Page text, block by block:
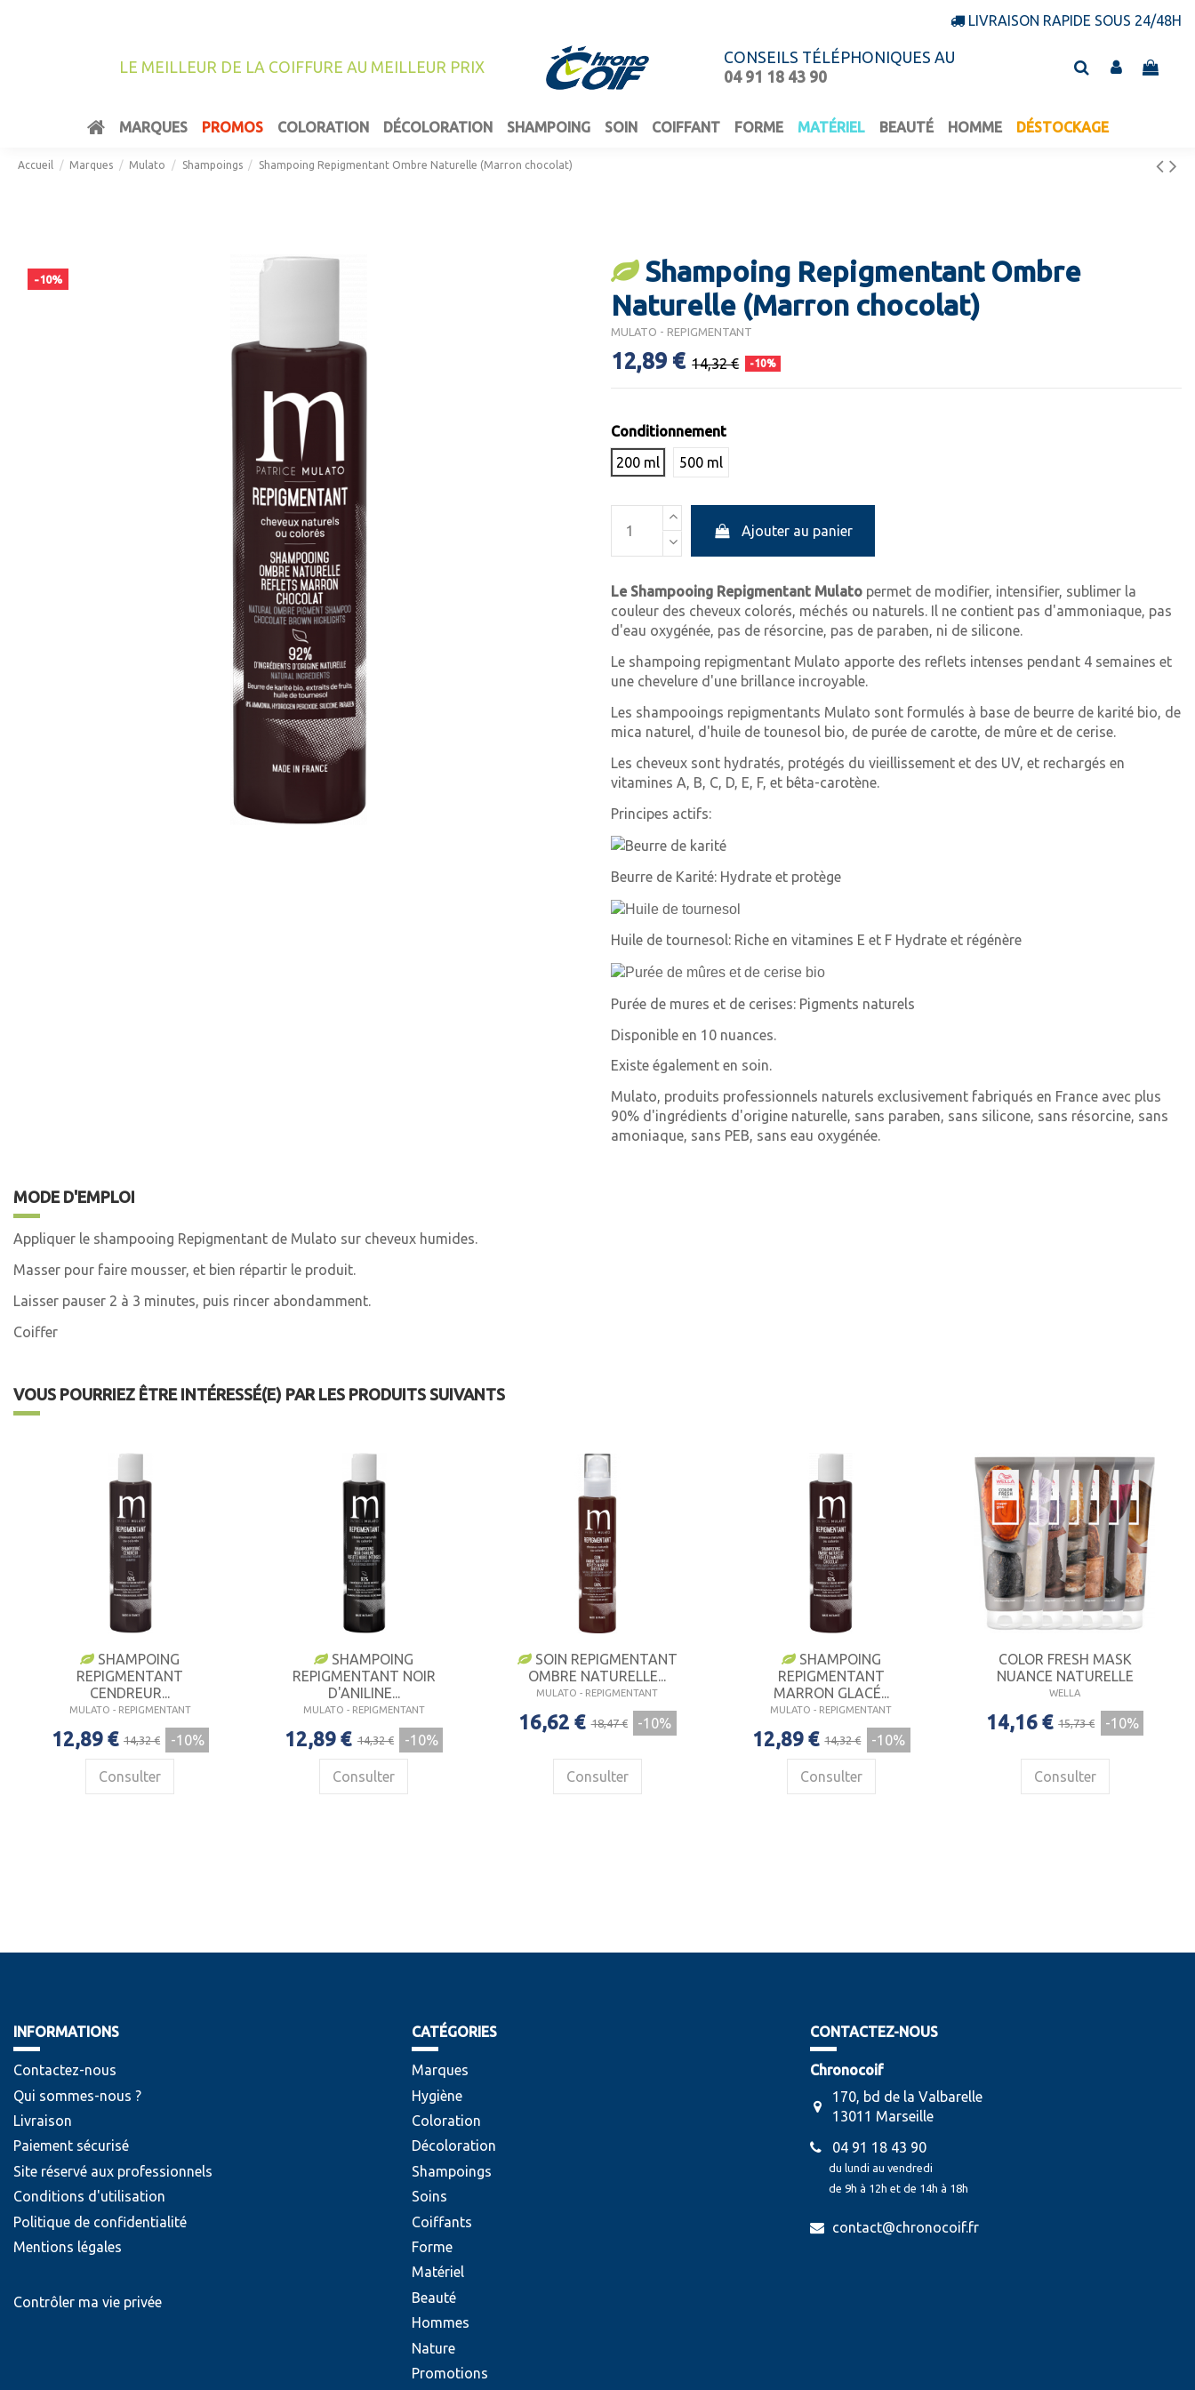
LIVRAISON RAPIDE SOUS 24/48H
LE MEILLEUR DE LA COIFFURE AU MEILLEUR PRIX
CONSEILS TÉLÉPHONIQUES AU
04 91 18 43 90
MARQUES PROMOS COLORATION DÉCOLORATION SHAMPOING SOIN COIFFANT FORME MATÉRIEL BEAUTÉ HOMME DÉSTOCKAGE
Accueil Marques Mulato Shampoings Shampoing Repigmentant Ombre Naturelle (Marron chocolat)
-10%
Shampoing Repigmentant Ombre
Naturelle (Marron chocolat)
MULATO - REPIGMENTANT
12,89 € 14,32 € -10%
Conditionnement
200 ml
500 ml
Ajouter au panier
Le Shampooing Repigmentant Mulato permet de modifier, intensifier, sublimer la
couleur des cheveux colorés, méchés ou naturels. Il ne contient pas d'ammoniaque, pas
d'eau oxygénée, pas de résorcine, pas de paraben, ni de silicone.
Le shampoing repigmentant Mulato apporte des reflets intenses pendant 4 semaines et
une chevelure d'une brillance incroyable.
Les shampooings repigmentants Mulato sont formulés à base de beurre de karité bio, de
mica naturel, d'huile de tounesol bio, de purée de carotte, de mûre et de cerise.
Les cheveux sont hydratés, protégés du vieillissement et des UV, et rechargés en
vitamines A, B, C, D, E, F, et bêta-carotène.
Principes actifs:
Beurre de Karité: Hydrate et protège
Huile de tournesol: Riche en vitamines E et F Hydrate et régénère
Purée de mures et de cerises: Pigments naturels
Disponible en 10 nuances.
Existe également en soin.
Mulato, produits professionnels naturels exclusivement fabriqués en France avec plus
90% d'ingrédients d'origine naturelle, sans paraben, sans silicone, sans résorcine, sans
amoniaque, sans PEB, sans eau oxygénée.
MODE D'EMPLOI
Appliquer le shampooing Repigmentant de Mulato sur cheveux humides.
Masser pour faire mousser, et bien répartir le produit.
Laisser pauser 2 à 3 minutes, puis rincer abondamment.
Coiffer
VOUS POURRIEZ ÊTRE INTÉRESSÉ(E) PAR LES PRODUITS SUIVANTS
SHAMPOING
REPIGMENTANT
CENDREUR...
MULATO - REPIGMENTANT
12,89 € 14,32 € -10%
Consulter
SHAMPOING
REPIGMENTANT NOIR
D'ANILINE...
MULATO - REPIGMENTANT
12,89 € 14,32 € -10%
Consulter
SOIN REPIGMENTANT
OMBRE NATURELLE...
MULATO - REPIGMENTANT
16,62 € 18,47 € -10%
Consulter
SHAMPOING
REPIGMENTANT
MARRON GLACÉ...
MULATO - REPIGMENTANT
12,89 € 14,32 € -10%
Consulter
COLOR FRESH MASK
NUANCE NATURELLE
WELLA
14,16 € 15,73 € -10%
Consulter
INFORMATIONS
Contactez-nous
Qui sommes-nous ?
Livraison
Paiement sécurisé
Site réservé aux professionnels
Conditions d'utilisation
Politique de confidentialité
Mentions légales
Contrôler ma vie privée
CATÉGORIES
Marques
Hygiène
Coloration
Décoloration
Shampoings
Soins
Coiffants
Forme
Matériel
Beauté
Hommes
Nature
Promotions
CONTACTEZ-NOUS
Chronocoif
170, bd de la Valbarelle
13011 Marseille
04 91 18 43 90
du lundi au vendredi
de 9h à 12h et de 14h à 18h
contact@chronocoif.fr